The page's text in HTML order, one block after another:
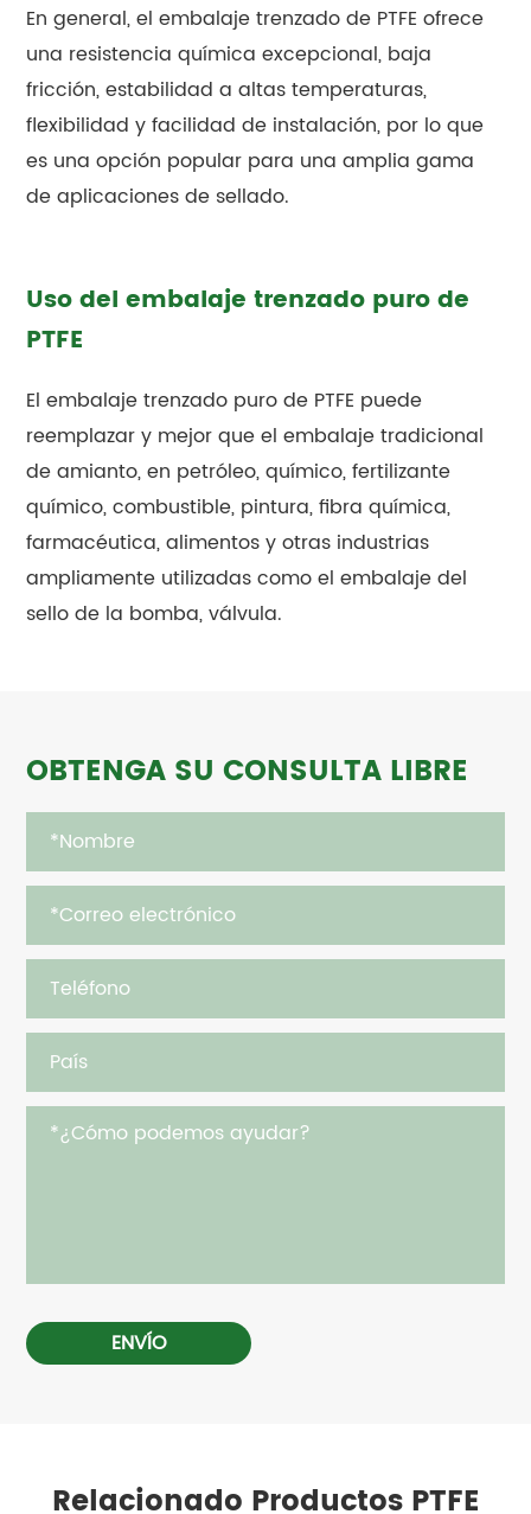
En general, el embalaje trenzado de PTFE ofrece
una resistencia química excepcional, baja
fricción, estabilidad a altas temperaturas,
flexibilidad y facilidad de instalación, por lo que
es una opción popular para una amplia gama
de aplicaciones de sellado.
Uso del embalaje trenzado puro de
PTFE
El embalaje trenzado puro de PTFE puede
reemplazar y mejor que el embalaje tradicional
de amianto, en petróleo, químico, fertilizante
químico, combustible, pintura, fibra química,
farmacéutica, alimentos y otras industrias
ampliamente utilizadas como el embalaje del
sello de la bomba, válvula.
OBTENGA SU CONSULTA LIBRE
ENVÍO
Relacionado Productos PTFE